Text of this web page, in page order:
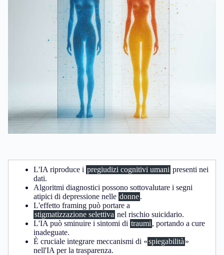
L'IA riproduce i pregiudizi cognitivi umani presenti nei
dati.
Algoritmi diagnostici possono sottovalutare i segni
atipici di depressione nelle donne.
L'effetto framing può portare a
stigmatizzazione selettiva nel rischio suicidario.
L'IA può sminuire i sintomi di traumi , portando a cure
inadeguate.
È cruciale integrare meccanismi di «spiegabilità »
nell'IA per la trasparenza.